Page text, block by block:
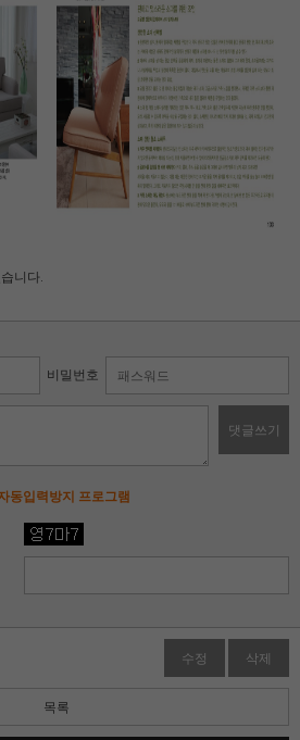
니다.
비밀번호
댓글쓰기
동입력방지 프로그램
수정 삭제
목록